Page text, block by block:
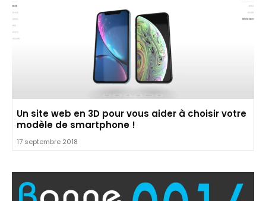
Un site web en 3D pour vous aider à choisir votre
modèle de smartphone !
17 septembre 2018